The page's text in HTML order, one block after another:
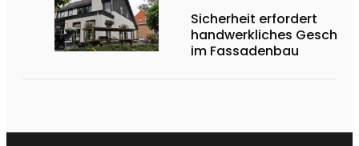
Sicherheit erfordert
handwerkliches Geschick
im Fassadenbau